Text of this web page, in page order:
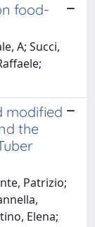
food-
A; Succi,
modified
the
Patrizio;
Elena;